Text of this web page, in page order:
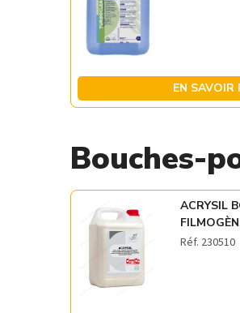
EN SAVOIR
Bouches-
ACRYSIL
Réf. 230510